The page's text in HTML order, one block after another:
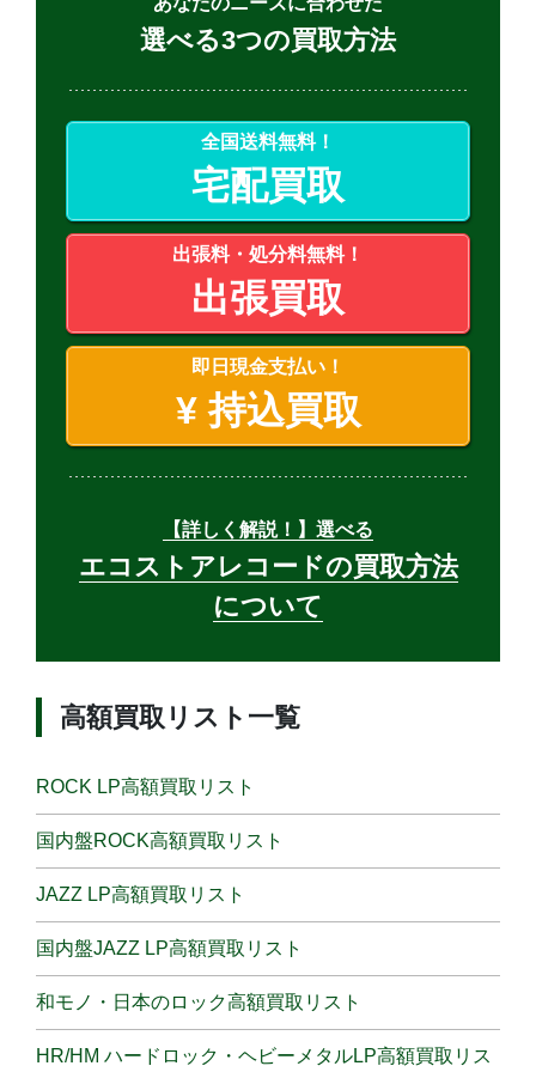
選べる3つの買取方法
全国送料無料！
宅配買取
出張料・処分料無料！
出張買取
即日現金支払い！
¥持込買取
【詳しく解説！】選べる
エコストアレコードの買取方法
について
高額買取リスト一覧
ROCK LP高額買取リスト
国内盤ROCK高額買取リスト
JAZZ LP高額買取リスト
国内盤JAZZ LP高額買取リスト
和モノ・日本のロック高額買取リスト
HR/HM ハードロック・ヘビーメタルLP高額買取リス